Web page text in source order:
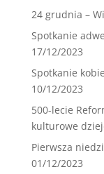
24 grudnia –
Spotkanie
17/12/2023
Spotkanie
10/12/2023
500-lecie
kulturowe
Pierwsza
01/12/2023